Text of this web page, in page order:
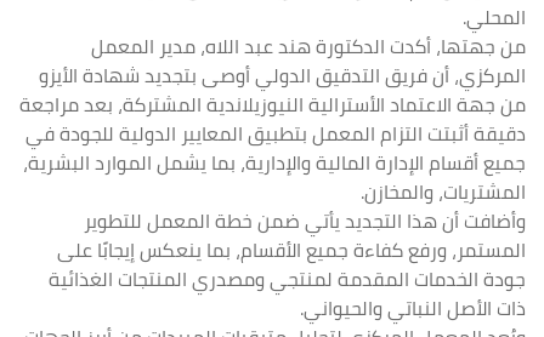
المحلي.
من جهتها، أكدت الدكتورة هند عبد اللاه، مدير المعمل
المركزي، أن فريق التدقيق الدولي أوصى بتجديد شهادة الأيزو
من جهة الاعتماد الأسترالية النيوزيلاندية المشتركة، بعد مراجعة
دقيقة أثبتت التزام المعمل بتطبيق المعايير الدولية للجودة في
جميع أقسام الإدارة المالية والإدارية، بما يشمل الموارد البشرية،
المشتريات، والمخازن.
وأضافت أن هذا التجديد يأتي ضمن خطة المعمل للتطوير
المستمر، ورفع كفاءة جميع الأقسام، بما ينعكس إيجابًا على
جودة الخدمات المقدمة لمنتجي ومصدري المنتجات الغذائية
ذات الأصل النباتي والحيواني.